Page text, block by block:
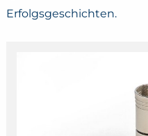
Erfolgsgeschichten.